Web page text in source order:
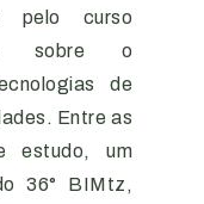
pelo curso
sobre o
de
Entre as
estudo, um
36° BIMtz,